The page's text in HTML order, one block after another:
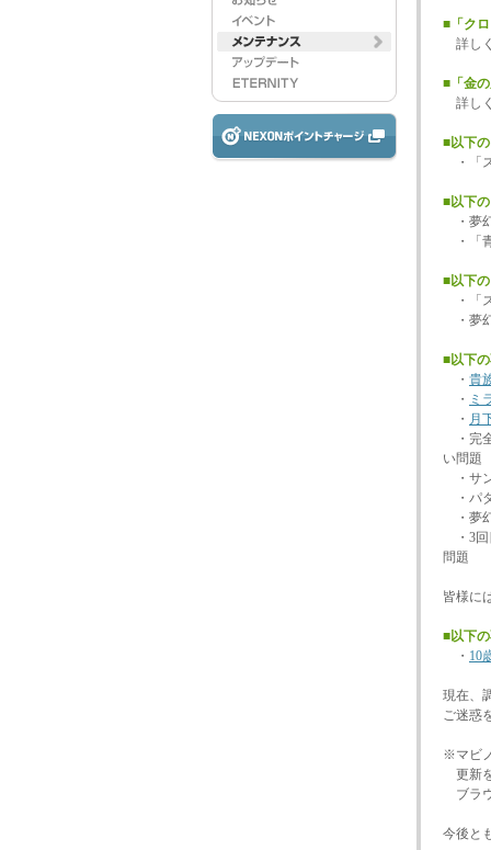
■「ク
詳し
■「金
詳し
■以下
・「
■以下
・夢
・「
■以下
・「
・夢
■以下
・ 貴
・ ミ
・ 月
・完
い問題
・サ
・パ
・夢
・3回
問題
皆様に
■以下
・ 10
現在、
ご迷惑
※マビ
更新
ブラ
今後と